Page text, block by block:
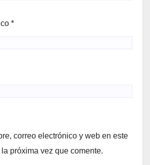
*
correo electrónico y web en este
próxima vez que comente.